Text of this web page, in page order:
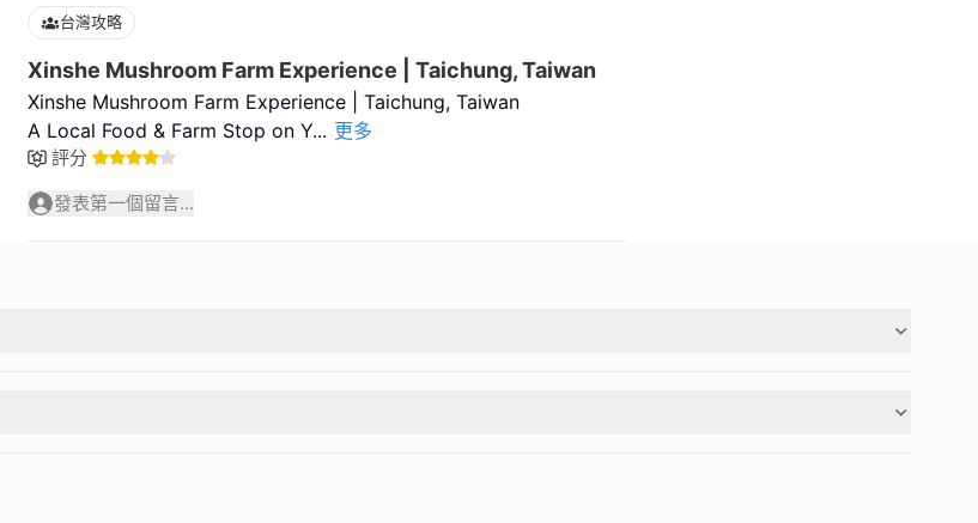
台灣攻略
Xinshe Mushroom Farm Experience | Taichung, Taiwan
Xinshe Mushroom Farm Experience | Taichung, Taiwan
A Local Food & Farm Stop on Y... 更多
評分
發表第一個留言...